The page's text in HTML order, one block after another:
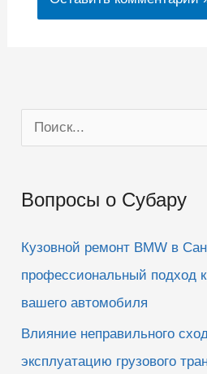
о
с
Вопросы о Субару
Кузовной ремонт BMW в
профессиональный подход
вашего автомобиля
Влияние неправильного
эксплуатацию грузового